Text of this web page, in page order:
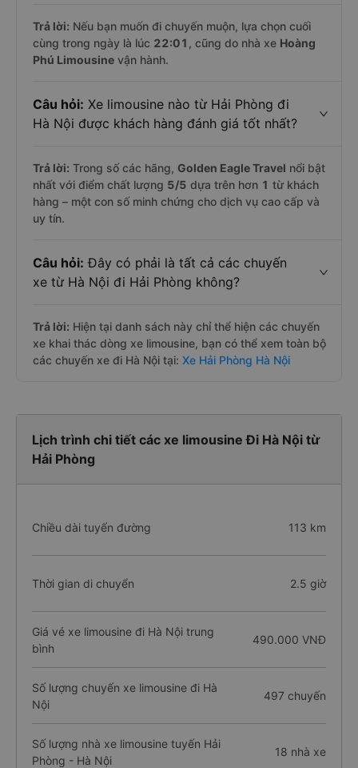
Trả lời: Nếu bạn muốn đi chuyến muộn, lựa chọn cuối
cùng trong ngày là lúc 22:01 , cũng do nhà xe Hoàng
Phú Limousine vận hành.
Câu hỏi: Xe limousine nào từ Hải Phòng đi
Hà Nội được khách hàng đánh giá tốt nhất?
Trả lời: Trong số các hãng, Golden Eagle Travel nổi bật
nhất với điểm chất lượng 5/5 dựa trên hơn 1 từ khách
hàng – một con số minh chứng cho dịch vụ cao cấp và
uy tín.
Câu hỏi: Đây có phải là tất cả các chuyến
xe từ Hà Nội đi Hải Phòng không?
Trả lời: Hiện tại danh sách này chỉ thể hiện các chuyến
xe khai thác dòng xe limousine, bạn có thể xem toàn bộ
các chuyến xe đi Hà Nội tại: Xe Hải Phòng Hà Nội
Lịch trình chi tiết các xe limousine Đi Hà Nội từ
Hải Phòng
Chiều dài tuyến đường 113 km
Thời gian di chuyển 2.5 giờ
Giá vé xe limousine đi Hà Nội trung
bình
490.000 VNĐ
Số lượng chuyến xe limousine đi Hà
Nội
497 chuyến
Số lượng nhà xe limousine tuyến Hải
Phòng - Hà Nội
18 nhà xe